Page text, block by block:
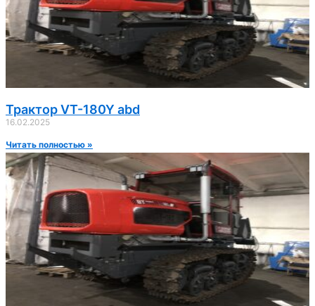
Трактор VT-180Y abd
16.02.2025
Читать полностью »